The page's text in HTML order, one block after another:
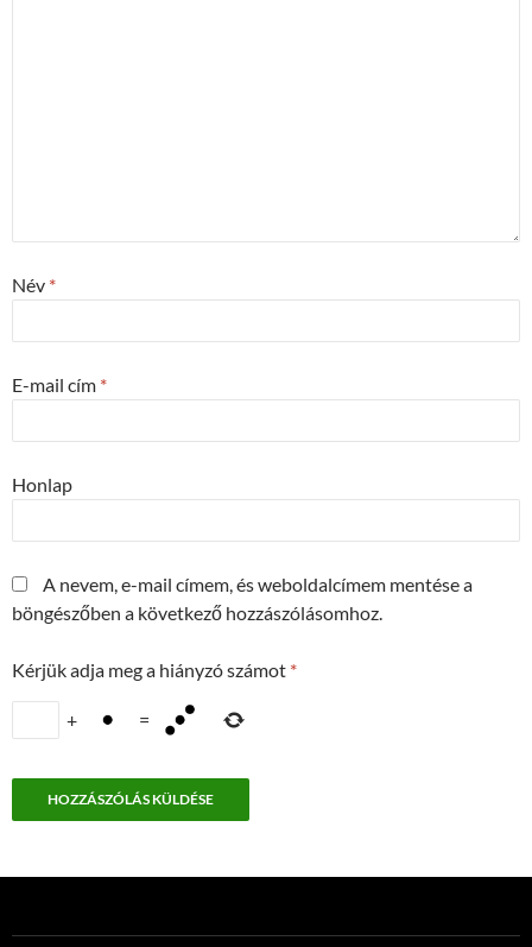
Név *
E-mail cím *
Honlap
A nevem, e-mail címem, és weboldalcímem mentése a
böngészőben a következő hozzászólásomhoz.
Kérjük adja meg a hiányzó számot *
+ =